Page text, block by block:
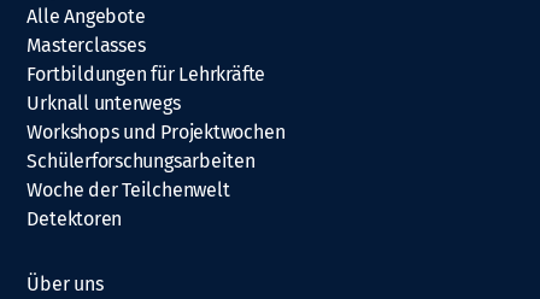
Alle Angebote
Masterclasses
Fortbildungen für Lehrkräfte
Urknall unterwegs
Workshops und Projektwochen
Schülerforschungsarbeiten
Woche der Teilchenwelt
Detektoren
Über uns